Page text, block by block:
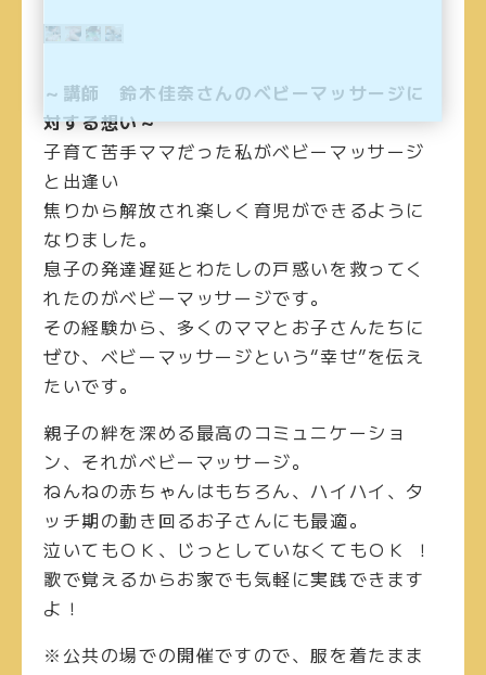
～講師 鈴木佳奈さんのベビーマッサージに
対する想い～
子育て苦手ママだった私がベビーマッサージ
と出逢い
焦りから解放され楽しく育児ができるように
なりました。
息子の発達遅延とわたしの戸惑いを救ってく
れたのがベビーマッサージです。
その経験から、多くのママとお子さんたちに
ぜひ、ベビーマッサージという“幸せ”を伝え
たいです。
親子の絆を深める最高のコミュニケーショ
ン、それがベビーマッサージ。
ねんねの赤ちゃんはもちろん、ハイハイ、タ
ッチ期の動き回るお子さんにも最適。
泣いてもＯＫ、じっとしていなくてもＯＫ ！
歌で覚えるからお家でも気軽に実践できます
よ！
※公共の場での開催ですので、服を着たまま